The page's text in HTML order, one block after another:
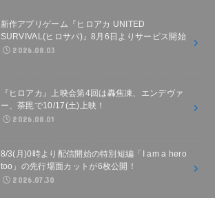
新作アプリゲーム『ヒロアカ UNITED
SURVIVAL(ヒロサバ)』8月6日よりサービス開始
2026.08.03
『ヒロアカ』上映会第4回は轟焦凍、エンデヴァ
ー、荼毘で10/17(土)上映！
2026.08.01
8/3(月)0時より配信開始の特別短編「I am a hero
too」の先行場面カットが6枚公開！
2026.07.30